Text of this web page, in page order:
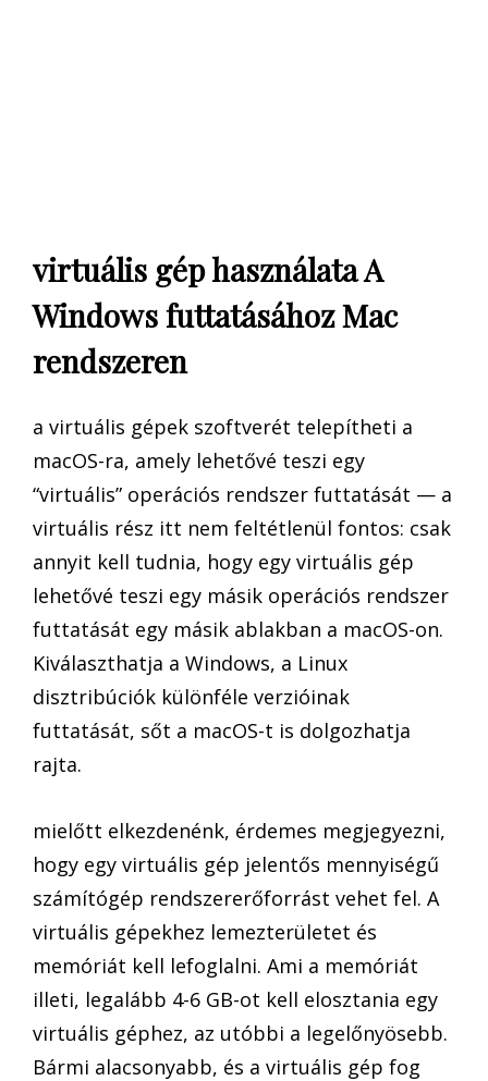
virtuális gép használata A
Windows futtatásához Mac
rendszeren
a virtuális gépek szoftverét telepítheti a
macOS-ra, amely lehetővé teszi egy
“virtuális” operációs rendszer futtatását — a
virtuális rész itt nem feltétlenül fontos: csak
annyit kell tudnia, hogy egy virtuális gép
lehetővé teszi egy másik operációs rendszer
futtatását egy másik ablakban a macOS-on.
Kiválaszthatja a Windows, a Linux
disztribúciók különféle verzióinak
futtatását, sőt a macOS-t is dolgozhatja
rajta.
mielőtt elkezdenénk, érdemes megjegyezni,
hogy egy virtuális gép jelentős mennyiségű
számítógép rendszererőforrást vehet fel. A
virtuális gépekhez lemezterületet és
memóriát kell lefoglalni. Ami a memóriát
illeti, legalább 4-6 GB-ot kell elosztania egy
virtuális géphez, az utóbbi a legelőnyösebb.
Bármi alacsonyabb, és a virtuális gép fog